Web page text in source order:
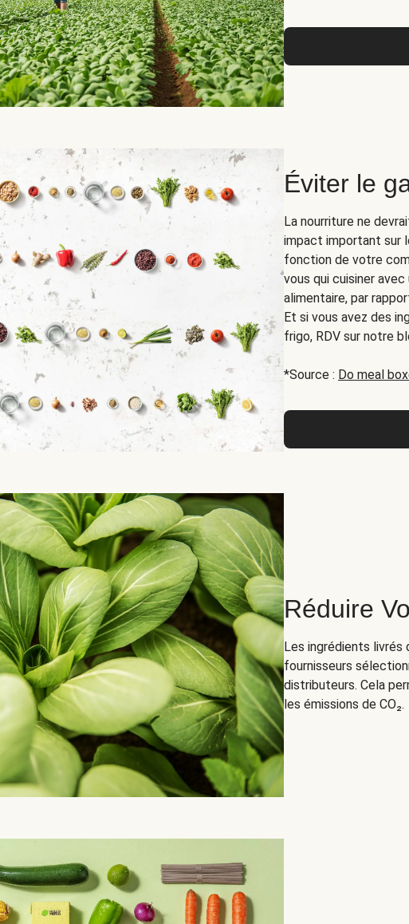
Éviter le
La nourriture ne
impact important sur
fonction de votre
vous qui cuisiner
alimentaire, par
Et si vous avez des
frigo, RDV sur notre
*Source : Do meal
Réduire
Les ingrédients
fournisseurs
distributeurs. Cela
les émissions de CO₂.